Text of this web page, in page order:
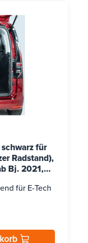
für
Radstand),
Bj. 2021,
für E-Tech